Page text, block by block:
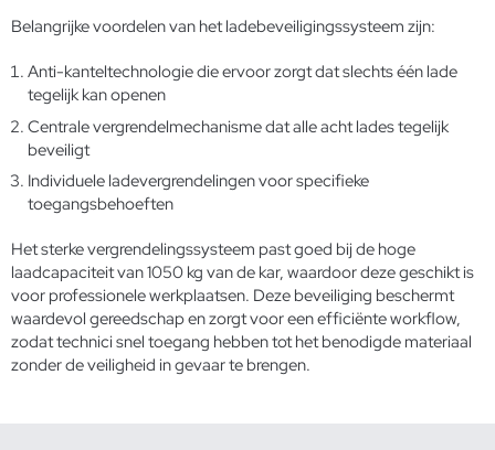
Belangrijke voordelen van het ladebeveiligingssysteem zijn:
Anti-kanteltechnologie die ervoor zorgt dat slechts één lade
tegelijk kan openen
Centrale vergrendelmechanisme dat alle acht lades tegelijk
beveiligt
Individuele ladevergrendelingen voor specifieke
toegangsbehoeften
Het sterke vergrendelingssysteem past goed bij de hoge
laadcapaciteit van 1050 kg van de kar, waardoor deze geschikt is
voor professionele werkplaatsen. Deze beveiliging beschermt
waardevol gereedschap en zorgt voor een efficiënte workflow,
zodat technici snel toegang hebben tot het benodigde materiaal
zonder de veiligheid in gevaar te brengen.